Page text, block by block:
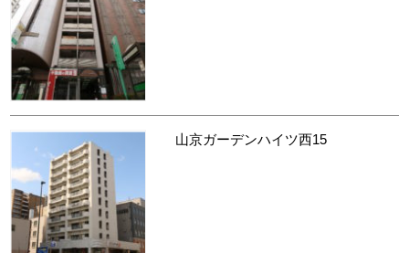
山京ガーデンハイツ西15